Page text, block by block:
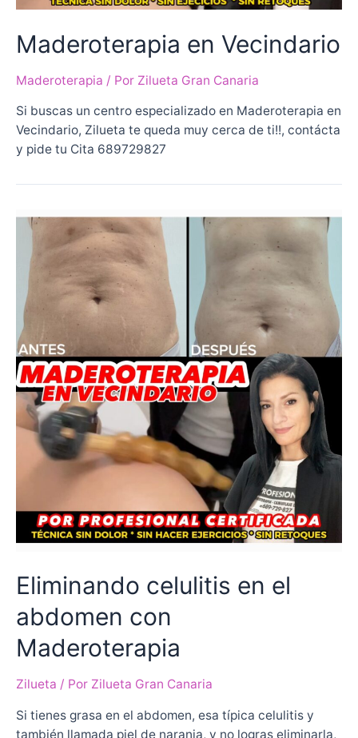
Maderoterapia en Vecindario
Maderoterapia / Por Zilueta Gran Canaria
Si buscas un centro especializado en Maderoterapia en
Vecindario, Zilueta te queda muy cerca de ti!!, contácta
y pide tu Cita 689729827
Eliminando celulitis en el
abdomen con
Maderoterapia
Zilueta / Por Zilueta Gran Canaria
Si tienes grasa en el abdomen, esa típica celulitis y
también llamada piel de naranja, y no logras eliminarla,